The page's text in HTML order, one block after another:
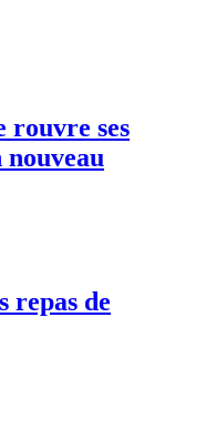
rouvre ses
repas de